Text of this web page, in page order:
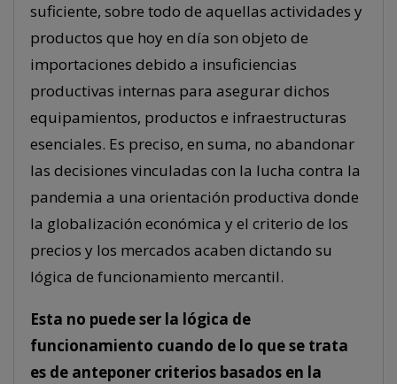
suficiente, sobre todo de aquellas actividades y
productos que hoy en día son objeto de
importaciones debido a insuficiencias
productivas internas para asegurar dichos
equipamientos, productos e infraestructuras
esenciales. Es preciso, en suma, no abandonar
las decisiones vinculadas con la lucha contra la
pandemia a una orientación productiva donde
la globalización económica y el criterio de los
precios y los mercados acaben dictando su
lógica de funcionamiento mercantil.
Esta no puede ser la lógica de
funcionamiento cuando de lo que se trata
es de anteponer criterios basados en la